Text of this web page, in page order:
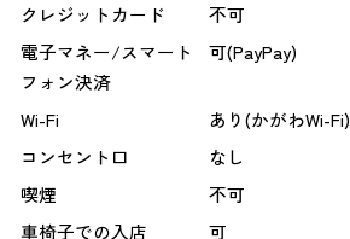
クレジットカード
不可
電子マネー/スマート
フォン決済
可(PayPay)
Wi-Fi
あり(かがわWi-Fi)
コンセント口
なし
喫煙
不可
車椅子での入店
可